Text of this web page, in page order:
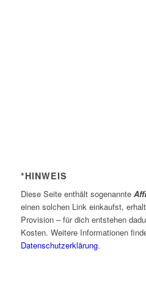
*HINWEIS
Diese Seite enthält sogenannte
einen solchen Link einkaufst,
Provision – für dich entstehen
Kosten. Weitere Informationen
Datenschutzerklärung.